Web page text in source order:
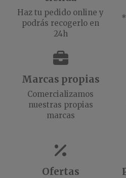
Haz tu pedido online y
podrás recogerlo en
24h
Marcas propias
Comercializamos
nuestras propias
marcas
Ofertas